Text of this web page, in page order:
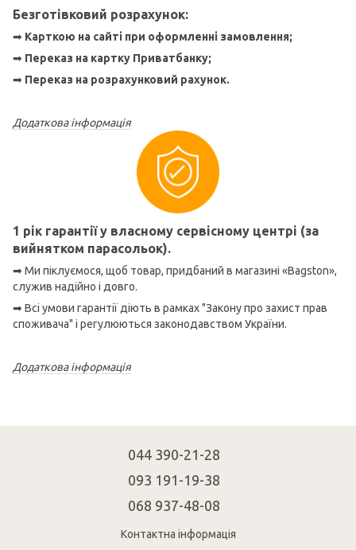
Безготівковий розрахунок:
➡ Карткою на сайті при оформленні замовлення;
➡ Переказ на картку Приватбанку;
➡ Переказ на розрахунковий рахунок.
Додаткова інформація
1 рік гарантії у власному сервісному центрі (за
вийнятком парасольок).
➡ Ми піклуємося, щоб товар, придбаний в магазині «Bagston»,
служив надійно і довго.
➡ Всі умови гарантії діють в рамках "Закону про захист прав
споживача" і регулюються законодавством України.
Додаткова інформація
044 390-21-28
093 191-19-38
068 937-48-08
Контактна інформація